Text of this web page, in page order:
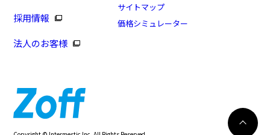
カートに入れる
採用情報
法人のお客様
サイトマップ
価格シミュレーター